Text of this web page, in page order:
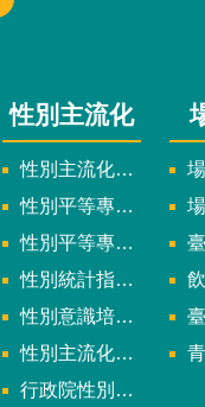
性別主流化
性別主流化實施計畫暨細部計畫
性別平等專案小組委員名單
性別平等專案小組會議紀錄
性別統計指標及項目
性別意識培力、統計分析案、影響評估案
性別主流化年度成果報告
行政院性別平等會
臺
飲
臺
青